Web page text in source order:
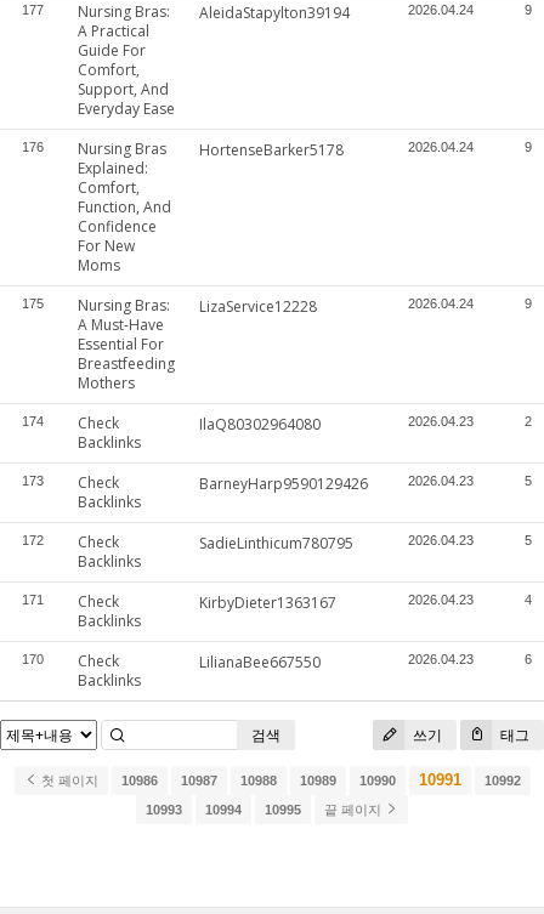
177
Nursing Bras:
A Practical
Guide For
Comfort,
Support, And
Everyday Ease
AleidaStapylton39194 2026.04.24 9
176
Nursing Bras
Explained:
Comfort,
Function, And
Confidence
For New
Moms
HortenseBarker5178 2026.04.24 9
175
Nursing Bras:
A Must-Have
Essential For
Breastfeeding
Mothers
LizaService12228 2026.04.24 9
174
Check
Backlinks
IlaQ80302964080 2026.04.23 2
173
Check
Backlinks
BarneyHarp9590129426 2026.04.23 5
172
Check
Backlinks
SadieLinthicum780795 2026.04.23 5
171
Check
Backlinks
KirbyDieter1363167 2026.04.23 4
170
Check
Backlinks
LilianaBee667550 2026.04.23 6
쓰기 태그
검색
첫 페이지 10986 10987 10988 10989 10990 10991
10992
10993
10994 10995 끝 페이지